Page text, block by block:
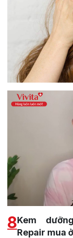
8Kem
Repair mua